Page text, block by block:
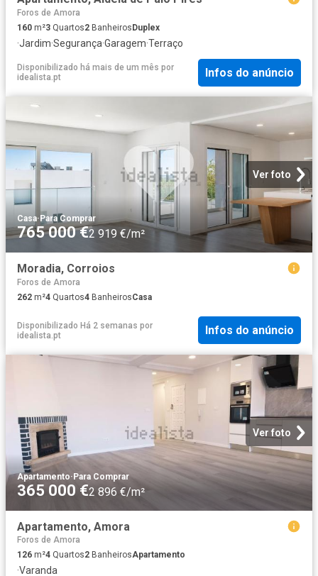
Foros de Amora
160 m²3 Quartos2 Banheiros Duplex
·Jardim·Segurança·Garagem·Terraço
Disponibilizado há mais de um mês por
idealista.pt
Infos do anúncio
Ver foto
Casa· Para Comprar
765 000 €2 919 €/m²
Moradia, Corroios
Foros de Amora
262 m²4 Quartos4 BanheirosCasa
Disponibilizado Há 2 semanas por
idealista.pt
Infos do anúncio
Ver foto
Apartamento·Para Comprar
365 000 €2 896 €/m²
Apartamento, Amora
Foros de Amora
126 m²4 Quartos2 BanheirosApartamento
·Varanda